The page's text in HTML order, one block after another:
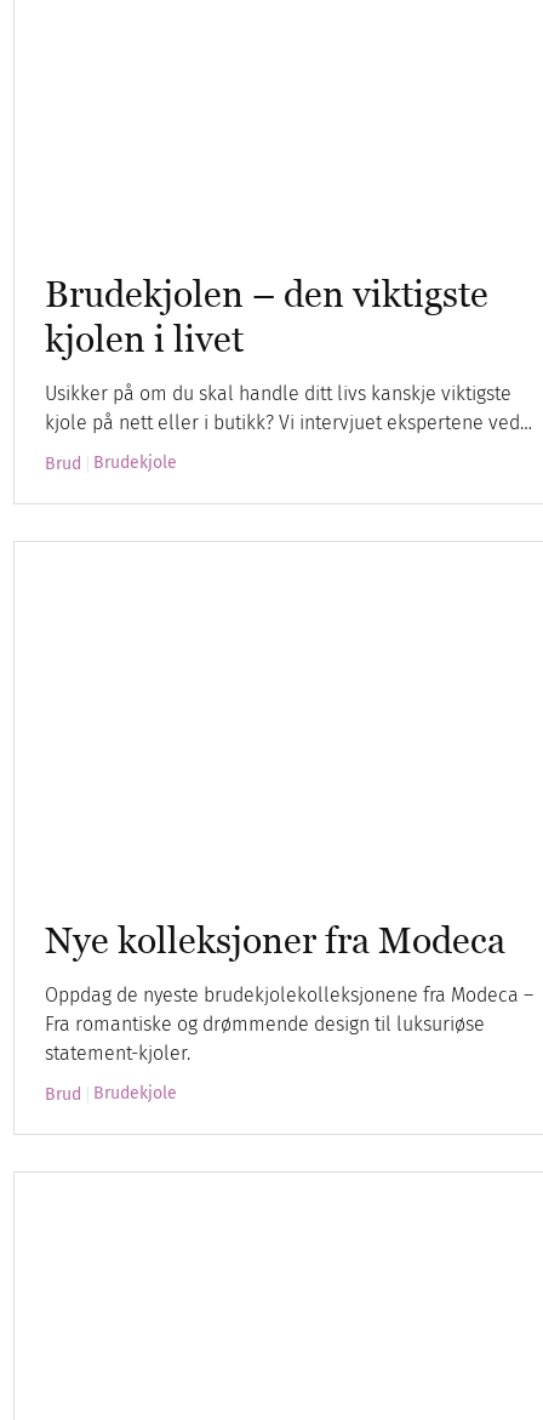
Brudekjolen – den viktigste
kjolen i livet
Usikker på om du skal handle ditt livs kanskje viktigste
kjole på nett eller i butikk? Vi intervjuet ekspertene ved…
Brud Brudekjole
Nye kolleksjoner fra Modeca
Oppdag de nyeste brudekjolekolleksjonene fra Modeca –
Fra romantiske og drømmende design til luksuriøse
statement-kjoler.
Brud Brudekjole